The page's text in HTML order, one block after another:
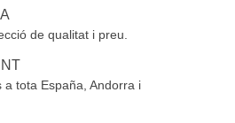
de qualitat i preu.
a tota España, Andorra i